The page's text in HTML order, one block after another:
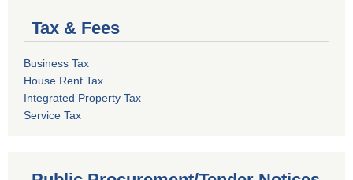
Tax & Fees
Business Tax
House Rent Tax
Integrated Property Tax
Service Tax